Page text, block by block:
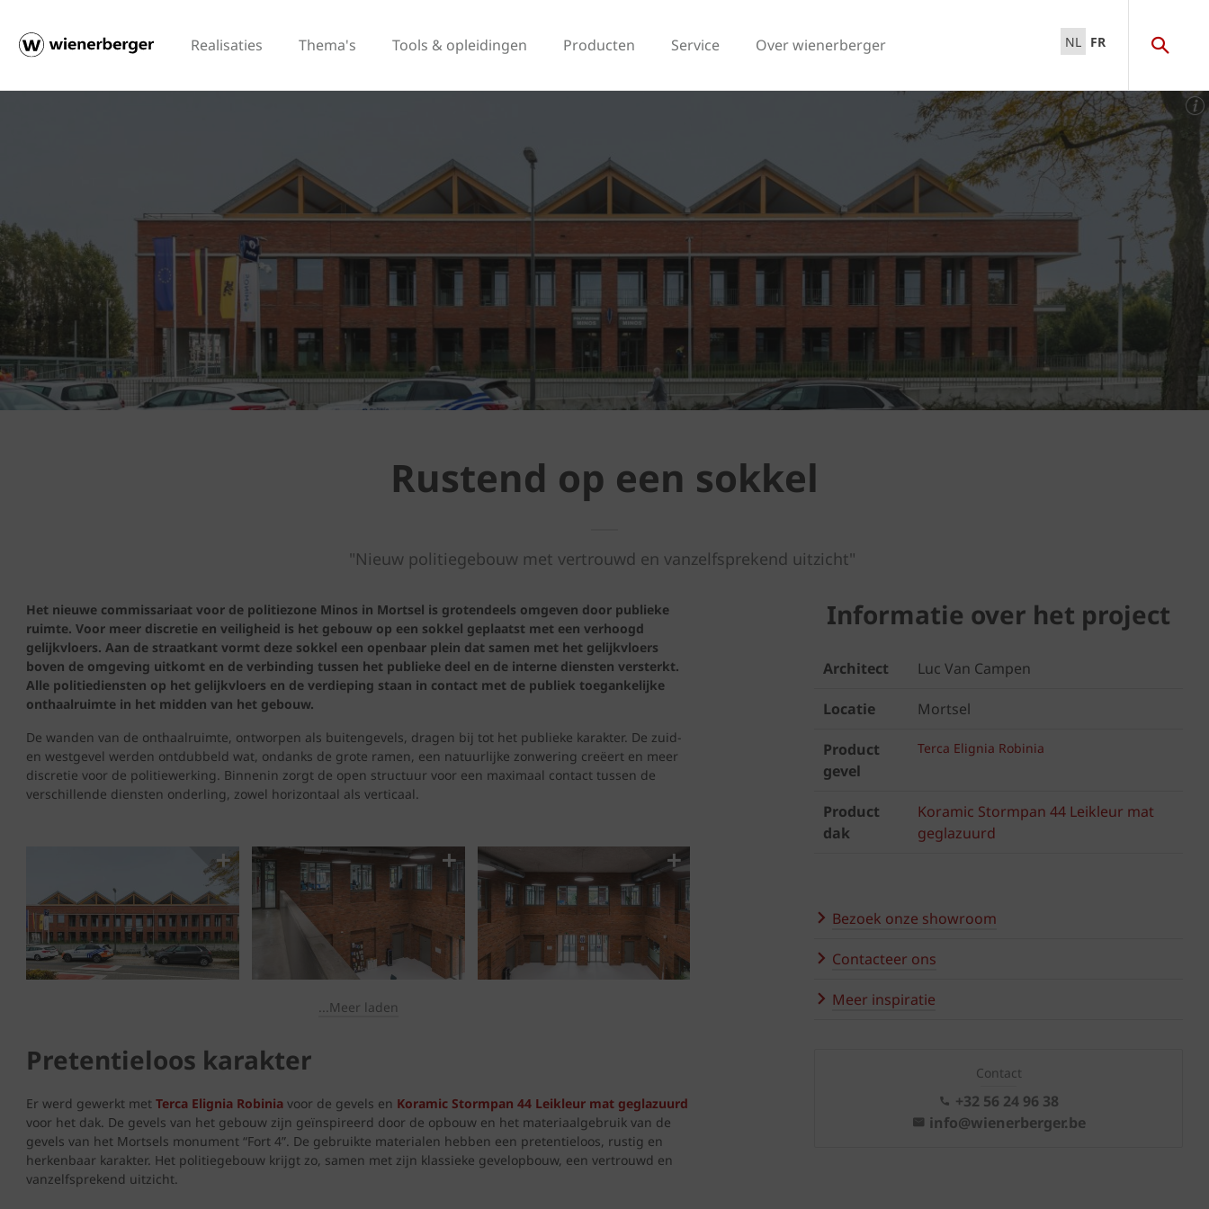
Realisaties Thema's Tools & opleidingen Producten Service Over wienerberger NL FR
Rustend op een sokkel
"Nieuw politiegebouw met vertrouwd en vanzelfsprekend uitzicht"
Het nieuwe commissariaat voor de politiezone Minos in Mortsel is grotendeels omgeven door publieke
ruimte. Voor meer discretie en veiligheid is het gebouw op een sokkel geplaatst met een verhoogd
gelijkvloers. Aan de straatkant vormt deze sokkel een openbaar plein dat samen met het gelijkvloers
boven de omgeving uitkomt en de verbinding tussen het publieke deel en de interne diensten versterkt.
Alle politiediensten op het gelijkvloers en de verdieping staan in contact met de publiek toegankelijke
onthaalruimte in het midden van het gebouw.
De wanden van de onthaalruimte, ontworpen als buitengevels, dragen bij tot het publieke karakter. De zuid-
en westgevel werden ontdubbeld wat, ondanks de grote ramen, een natuurlijke zonwering creëert en meer
discretie voor de politiewerking. Binnenin zorgt de open structuur voor een maximaal contact tussen de
verschillende diensten onderling, zowel horizontaal als verticaal.
...Meer laden
Pretentieloos karakter
Er werd gewerkt met Terca Elignia Robinia voor de gevels en Koramic Stormpan 44 Leikleur mat geglazuurd
voor het dak. De gevels van het gebouw zijn geïnspireerd door de opbouw en het materiaalgebruik van de
gevels van het Mortsels monument “Fort 4”. De gebruikte materialen hebben een pretentieloos, rustig en
herkenbaar karakter. Het politiegebouw krijgt zo, samen met zijn klassieke gevelopbouw, een vertrouwd en
vanzelfsprekend uitzicht.
Informatie over het project
Architect Luc Van Campen
Locatie Mortsel
Product
gevel
Terca Elignia Robinia
Product
dak
Koramic Stormpan 44 Leikleur mat
geglazuurd
Bezoek onze showroom
Contacteer ons
Meer inspiratie
Contact
+32 56 24 96 38
info@wienerberger.be